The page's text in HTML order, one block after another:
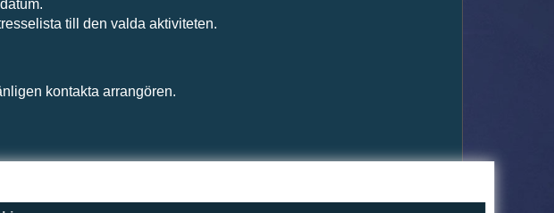
till den valda aktiviteten.
kontakta arrangören.
”Mina sidor”. I annat fall kontakta anläggningen/arrangören.